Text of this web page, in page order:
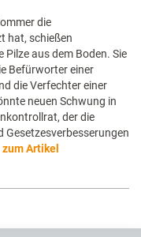
die
hat, schießen
aus dem Boden. Sie
Befürworter einer
die Verfechter einer
neuen Schwung in
der die
zum Artikel